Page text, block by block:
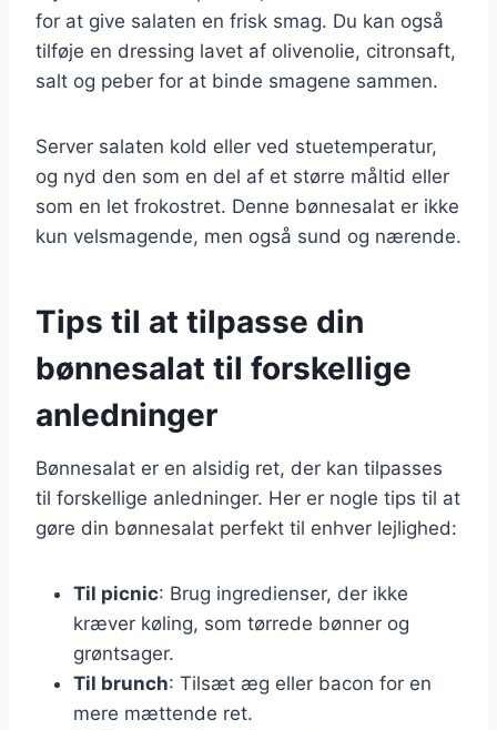
for at give salaten en frisk smag. Du kan også
tilføje en dressing lavet af olivenolie, citronsaft,
salt og peber for at binde smagene sammen.
Server salaten kold eller ved stuetemperatur,
og nyd den som en del af et større måltid eller
som en let frokostret. Denne bønnesalat er ikke
kun velsmagende, men også sund og nærende.
Tips til at tilpasse din
bønnesalat til forskellige
anledninger
Bønnesalat er en alsidig ret, der kan tilpasses
til forskellige anledninger. Her er nogle tips til at
gøre din bønnesalat perfekt til enhver lejlighed:
Til picnic: Brug ingredienser, der ikke
kræver køling, som tørrede bønner og
grøntsager.
Til brunch: Tilsæt æg eller bacon for en
mere mættende ret.